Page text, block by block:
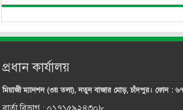
প্রধান কার্যালয়
মিয়াজী ম্যানশন (৩য় তলা), নতুন বাজার মোড়, চাঁদপুর। ফোন :